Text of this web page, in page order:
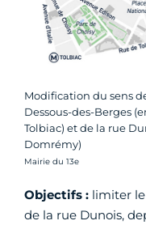
Modification du sens
Dessous-des-Berges
Tolbiac) et de la rue
Domrémy)
Crédit photo :
Mairie du 13e
Objectifs : limiter
de la rue Dunois,